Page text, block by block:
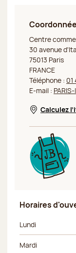
Jeff de Bruges
Centre
30 avenue
75013 Paris
FRANCE
Téléphone : 01
E-mail :
Calculez
Horaires
Jour de la semaine
Lundi
Mardi